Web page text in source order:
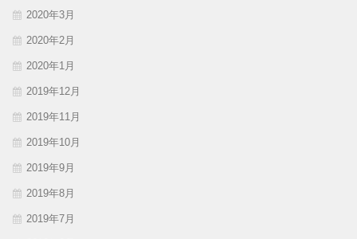
2020年3月
2020年2月
2020年1月
2019年12月
2019年11月
2019年10月
2019年9月
2019年8月
2019年7月